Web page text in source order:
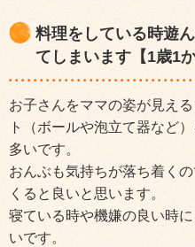
料理をしている時遊
てしまいます【1歳1か
お子さんをママの姿が見え
ト（ボールや泡立て器など
多いです。
おんぶも気持ちが落ち着く
くると良いと思います。
寝ている時や機嫌の良い時
いです。